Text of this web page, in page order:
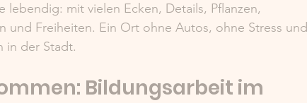
lebendig: mit vielen Ecken, Details, Pflanzen,
und Freiheiten. Ein Ort ohne Autos, ohne Stress und
in der Stadt.
Bildungsarbeit im